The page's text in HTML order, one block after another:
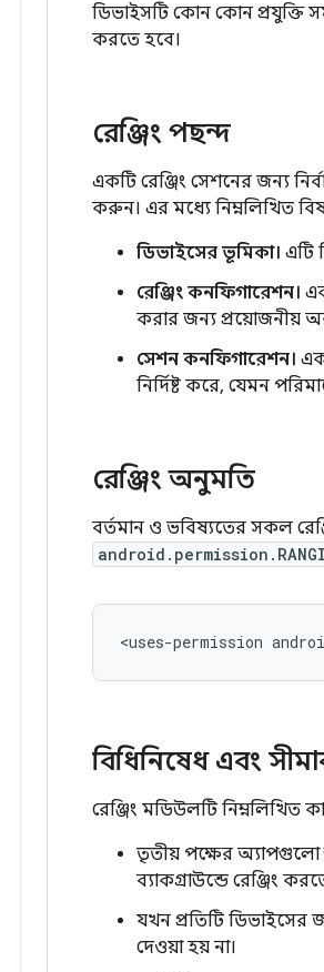
ডিভাইসটি কোন কোন প্রযুক্তি
করতে হবে।
রেঞ্জিং পছন্দ
একটি রেঞ্জিং সেশনের জন্য
করুন। এর মধ্যে নিম্নলিখিত
ডিভাইসের ভূমিকা। এটি
রেঞ্জিং কনফিগারেশন।
করার জন্য প্রয়োজনীয়
সেশন কনফিগারেশন।
নির্দিষ্ট করে, যেমন
রেঞ্জিং অনুমতি
বর্তমান ও ভবিষ্যতের সকল
<uses-permission
বিধিনিষেধ এবং
রেঞ্জিং মডিউলটি নিম্নলিখিত
তৃতীয় পক্ষের অ্যাপগুলো
ব্যাকগ্রাউন্ডে রেঞ্জিং
যখন প্রতিটি ডিভাইসের
দেওয়া হয় না।